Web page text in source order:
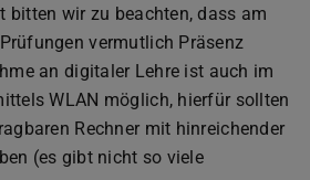
bitten wir zu beachten, dass am
vermutlich Präsenz
an digitaler Lehre ist auch im
WLAN möglich, hierfür sollten
Rechner mit hinreichender
(es gibt nicht so viele